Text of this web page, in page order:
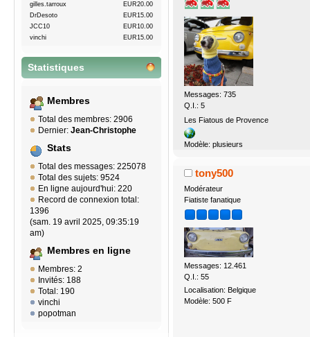
gilles.tarroux
EUR20.00
DrDesoto
EUR15.00
JCC10
EUR10.00
vinchi
EUR15.00
Statistiques
Membres
Total des membres: 2906
Dernier: Jean-Christophe
Stats
Total des messages: 225078
Total des sujets: 9524
En ligne aujourd'hui: 220
Record de connexion total:
1396
(sam. 19 avril 2025, 09:35:19
am)
Membres en ligne
Membres: 2
Invités: 188
Total: 190
vinchi
popotman
Messages: 735
Q.I.: 5
Les Fiatous de Provence
Modèle: plusieurs
tony500
Modérateur
Fiatiste fanatique
Messages: 12.461
Q.I.: 55
Localisation: Belgique
Modèle: 500 F